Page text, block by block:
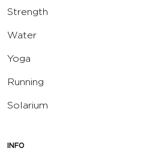
Strength
Water
Yoga
Running
Solarium
INFO